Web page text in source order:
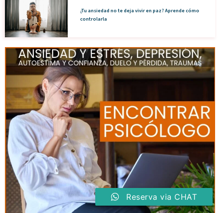
¿Tu ansiedad no te deja vivir en paz? Aprende cómo
controlarla
Reserva via CHAT